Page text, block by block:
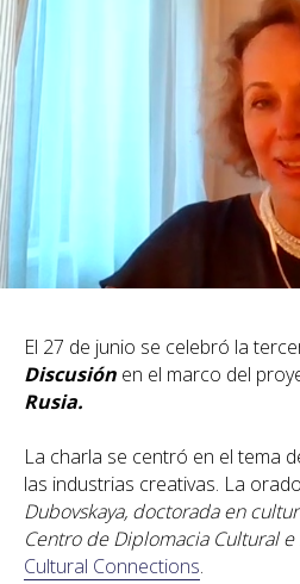
El 27 de junio se celebró la
Discusión en el marco del
Rusia.
La charla se centró en el tema
las industrias creativas. La
Dubovskaya, doctorada en
Centro de Diplomacia Cultural e
Cultural Connections.